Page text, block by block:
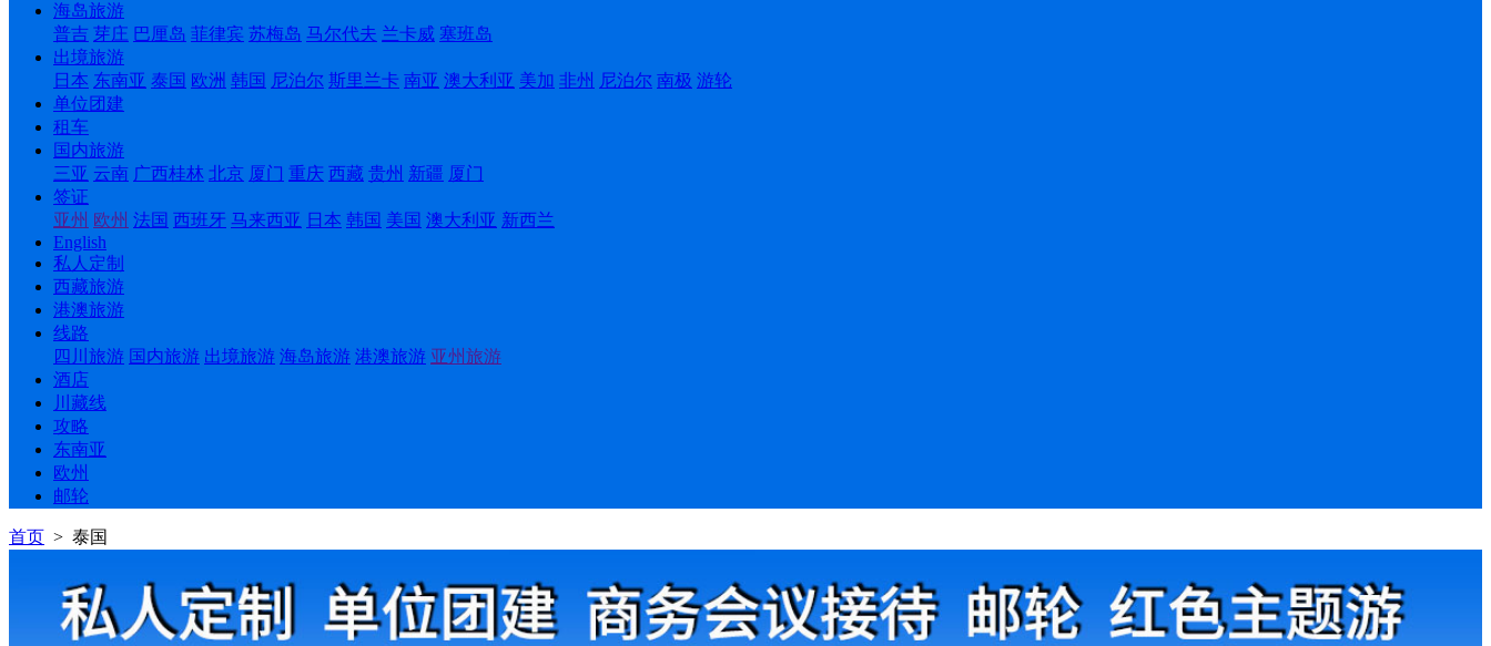
海岛旅游
普吉 芽庄 巴厘岛 菲律宾 苏梅岛 马尔代夫 兰卡威 塞班岛
出境旅游
日本 东南亚 泰国 欧洲 韩国 尼泊尔 斯里兰卡 南亚 澳大利亚 美加 非州 尼泊尔 南极 游轮
单位团建
租车
国内旅游
三亚 云南 广西桂林 北京 厦门 重庆 西藏 贵州 新疆 厦门
签证
亚州 欧州 法国 西班牙 马来西亚 日本 韩国 美国 澳大利亚 新西兰
English
私人定制
西藏旅游
港澳旅游
线路
四川旅游 国内旅游 出境旅游 海岛旅游 港澳旅游 亚州旅游
酒店
川藏线
攻略
东南亚
欧州
邮轮
首页 > 泰国